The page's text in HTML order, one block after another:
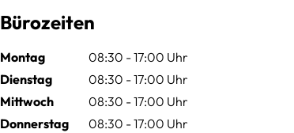
Bürozeiten
Montag
08:30 - 17:00 Uhr
Dienstag
08:30 - 17:00 Uhr
Mittwoch
08:30 - 17:00 Uhr
Donnerstag
08:30 - 17:00 Uhr